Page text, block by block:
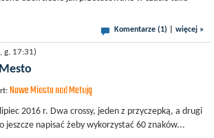
Komentarze (1) więcej »
g. 17:31)
Nowe Miasto nad Metują
2016 r. Dwa crossy, jeden z przyczepką, a drugi
jeszcze napisać żeby wykorzystać 60 znaków...